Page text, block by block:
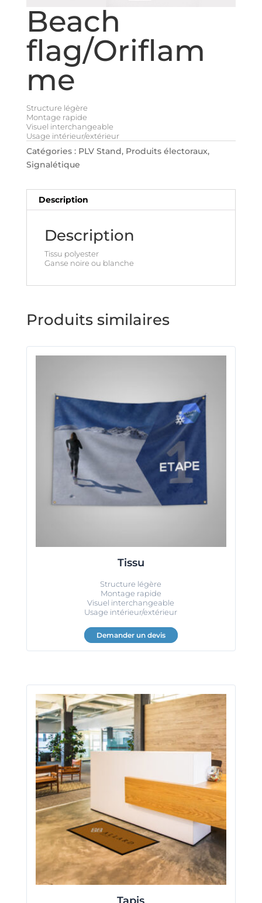
Beach
flag/Oriflam
me
Structure légère
Montage rapide
Visuel interchangeable
Usage intérieur/extérieur
Catégories : PLV Stand, Produits électoraux,
Signalétique
Description
Description
Tissu polyester
Ganse noire ou blanche
Produits similaires
Tissu
Structure légère
Montage rapide
Visuel interchangeable
Usage intérieur/extérieur
Demander un devis